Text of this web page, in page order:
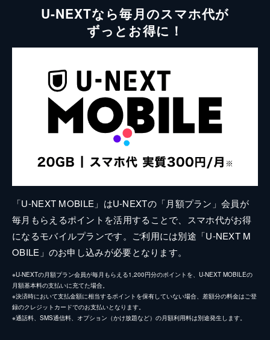
U-NEXTなら毎月のスマホ代が
ずっとお得に！
「U-NEXT MOBILE」はU-NEXTの「月額プラン」会員が
毎月もらえるポイントを活用することで、スマホ代がお得
になるモバイルプランです。ご利用には別途「U-NEXT M
OBILE」のお申し込みが必要となります。
※U-NEXTの月額プラン会員が毎月もらえる1,200円分のポイントを、U-NEXT MOBILEの
月額基本料の支払いに充てた場合。
※決済時において支払金額に相当するポイントを保有していない場合、差額分の料金はご登
録のクレジットカードでのお支払いとなります。
※通話料、SMS通信料、オプション（かけ放題など）の月額利用料は別途発生します。